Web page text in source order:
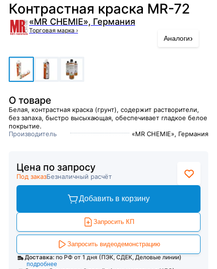
Контрастная краска MR-72
«MR CHEMIE», Германия
Торговая марка ›
Аналоги›
О товаре
Белая, контрастная краска (грунт), содержит растворители,
без запаха, быстро высыхающая, обеспечивает гладкое белое
покрытие.
Производитель
«MR CHEMIE», Германия
Цена по запросу
Под заказБезналичный расчёт
Добавить в корзину
Запросить КП
Запросить видеодемонстрацию
Доставка: по РФ от 1 дня (ПЭК, СДЕК, Деловые линии)
подробнее